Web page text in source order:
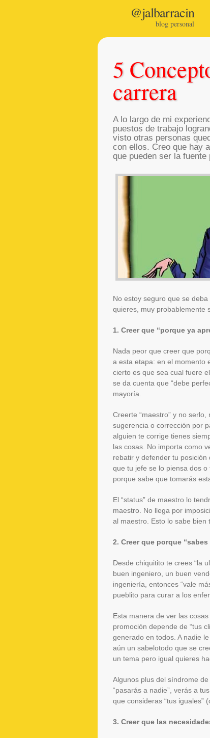
@jalbarracin
blog personal
5
carrera
A lo largo de mi
puestos de trabajo
visto otras personas
con ellos. Creo que hay
que pueden ser la
No estoy seguro que se
quieres, muy probablemente
1. Creer que “porque ya
Nada peor que creer que
a esta etapa: en el momento
cierto es que sea cual fuere
se da cuenta que “debe
mayoría.
Creerte “maestro” y no
sugerencia o corrección por
alguien te corrige tienes
las cosas. No importa como
rebatir y defender tu
que tu jefe se lo piensa dos
porque sabe que tomarás
El “status” de maestro lo
maestro. No llega por
al maestro. Esto lo sabe bien
2. Creer que porque
Desde chiquitito te crees “la
buen ingeniero, un buen
ingeniería, entonces “vale
pueblito para curar a los
Esta manera de ver las
promoción depende de “tus
generado en todos. A nadie
aún un sabelotodo que se
un tema pero igual quieres
Algunos plus del síndrome
“pasarás a nadie”, verás a
que consideras “tus iguales”
3. Creer que las